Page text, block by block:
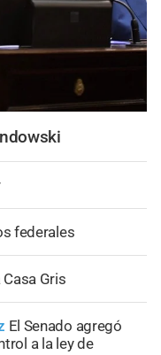
federales
Casa Gris
El Senado agregó
a la ley de